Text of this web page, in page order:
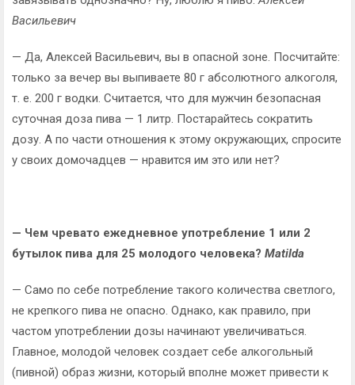
Васильевич
— Да, Алексей Васильевич, вы в опасной зоне. Посчитайте:
только за вечер вы выпиваете 80 г абсолютного алкоголя,
т. е. 200 г водки. Считается, что для мужчин безопасная
суточная доза пива — 1 литр. Постарайтесь сократить
дозу. А по части отношения к этому окружающих, спросите
у своих домочадцев — нравится им это или нет?
— Чем чревато ежедневное употребление 1 или 2
бутылок пива для 25 молодого человека? Мatilda
— Само по себе потребление такого количества светлого,
не крепкого пива не опасно. Однако, как правило, при
частом употреблении дозы начинают увеличиваться.
Главное, молодой человек создает себе алкогольный
(пивной) образ жизни, который вполне может привести к